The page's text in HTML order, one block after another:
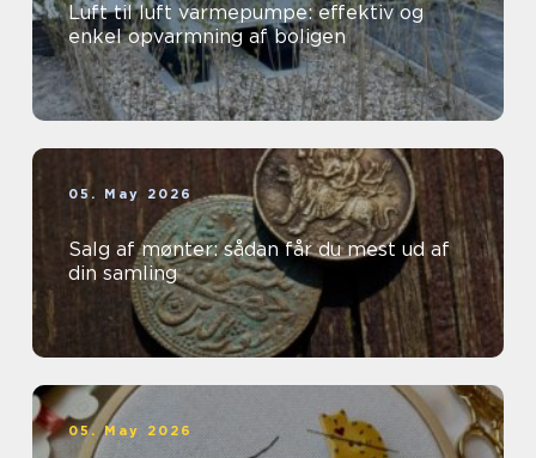
Luft til luft varmepumpe: effektiv og
enkel opvarmning af boligen
05. May 2026
Salg af mønter: sådan får du mest ud af
din samling
05. May 2026